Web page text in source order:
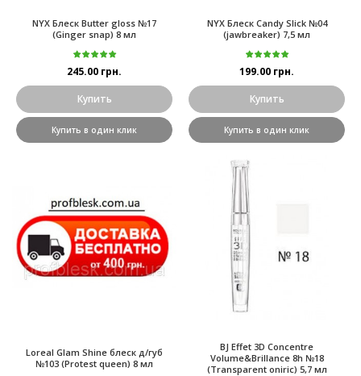
NYX Блеск Butter gloss №17
(Ginger snap) 8 мл
245.00 грн.
Купить
Купить в один клик
NYX Блеск Candy Slick №04
(jawbreaker) 7,5 мл
199.00 грн.
Купить
Купить в один клик
Loreal Glam Shine блеск д/губ
№103 (Protest queen) 8 мл
BJ Effet 3D Concentre
Volume&Brillance 8h №18
(Transparent oniric) 5,7 мл